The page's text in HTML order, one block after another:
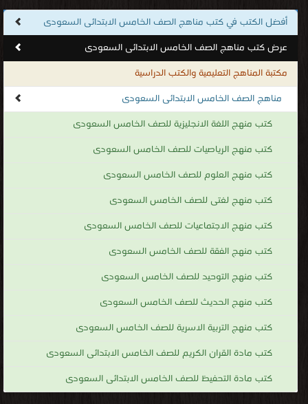
أفضل الكتب في كتب مناهج الصف الخامس الابتدائى السعودى
عرض كتب مناهج الصف الخامس الابتدائى السعودى
مكتبة المناهج التعليمية والكتب الدراسية
مناهج الصف الخامس الابتدائى السعودى
كتب منهج اللغة الانجليزية للصف الخامس السعودى
كتب منهج الرياصيات للصف الخامس السعودى
كتب منهج العلوم للصف الخامس السعودى
كتب منهج لغتى للصف الخامس السعودى
كتب منهج الاجتماعيات للصف الخامس السعودى
كتب منهج الفقة للصف الخامس السعودى
كتب منهج التوحيد للصف الخامس السعودى
كتب منهج الحديث للصف الخامس السعودى
كتب منهج التربية الاسرية للصف الخامس السعودى
كتب مادة القران الكريم للصف الخامس الابتدائى السعودى
كتب مادة التحفيظ للصف الخامس الابتدائى السعودى